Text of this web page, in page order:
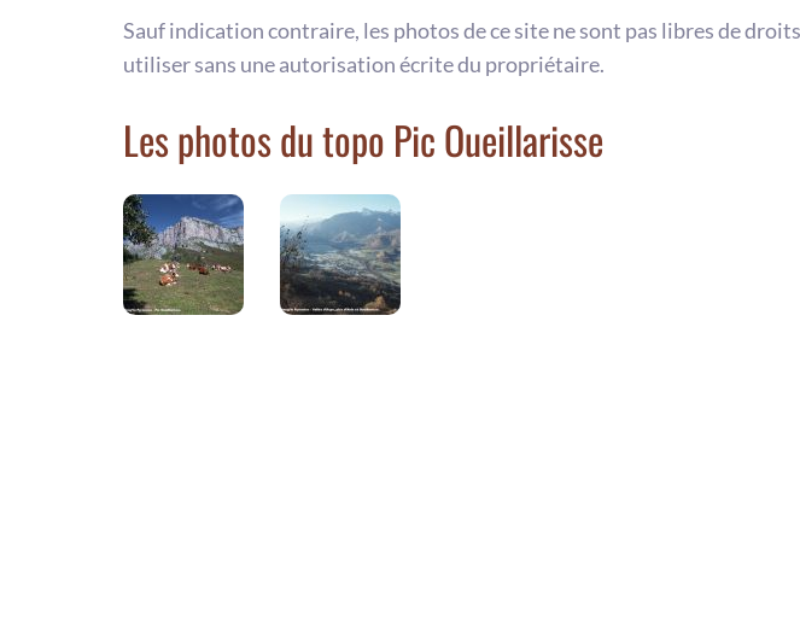
Sauf indication contraire, les photos de ce site ne sont pas libres de
utiliser sans une autorisation écrite du propriétaire.
Les photos du topo Pic Oueillarisse